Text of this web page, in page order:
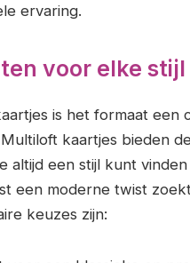
ervaring.
voor elke stijl
is het formaat een
kaartjes bieden
altijd een stijl kunt
een moderne twist
keuzes zijn: